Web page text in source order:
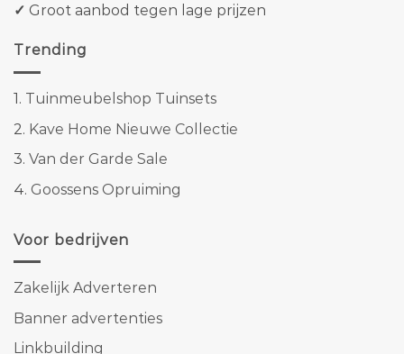
✓ Groot aanbod tegen lage prijzen
Trending
1. Tuinmeubelshop Tuinsets
2. Kave Home Nieuwe Collectie
3. Van der Garde Sale
4. Goossens Opruiming
Voor bedrijven
Zakelijk Adverteren
Banner advertenties
Linkbuilding